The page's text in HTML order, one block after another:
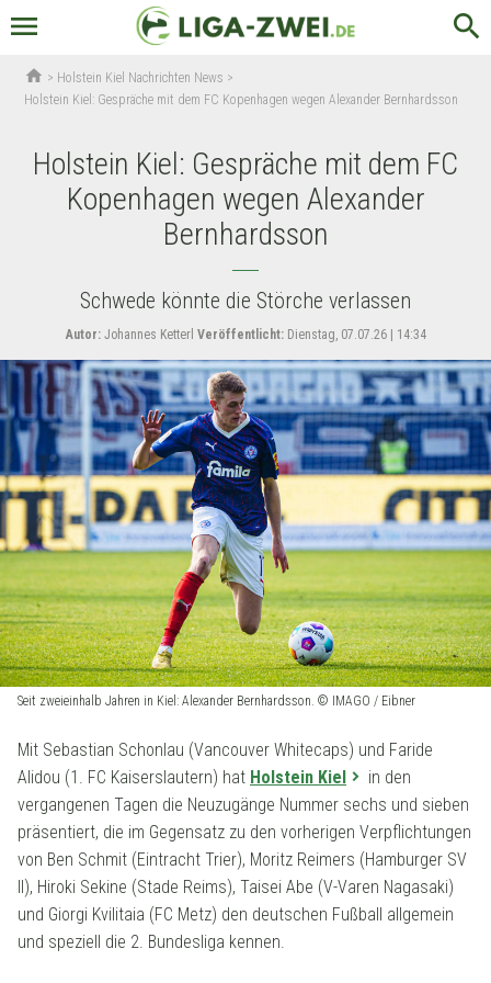
menu search
home > Holstein Kiel Nachrichten News >
Holstein Kiel: Gespräche mit dem FC Kopenhagen wegen Alexander Bernhardsson
Holstein Kiel: Gespräche mit dem FC
Kopenhagen wegen Alexander
Bernhardsson
Schwede könnte die Störche verlassen
Autor:Johannes Ketterl Veröffentlicht:Dienstag, 07.07.26 | 14:34
Seit zweieinhalb Jahren in Kiel: Alexander Bernhardsson. © IMAGO / Eibner
Mit Sebastian Schonlau (Vancouver Whitecaps) und Faride
Alidou (1. FC Kaiserslautern) hat Holstein Kiel
in den
vergangenen Tagen die Neuzugänge Nummer sechs und sieben
präsentiert, die im Gegensatz zu den vorherigen Verpflichtungen
von Ben Schmit (Eintracht Trier), Moritz Reimers (Hamburger SV
II), Hiroki Sekine (Stade Reims), Taisei Abe (V-Varen Nagasaki)
und Giorgi Kvilitaia (FC Metz) den deutschen Fußball allgemein
und speziell die 2. Bundesliga kennen.